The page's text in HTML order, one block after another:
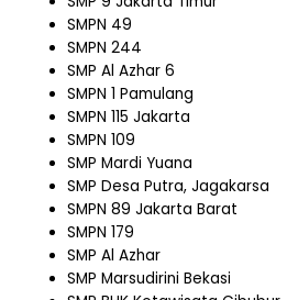
SMPN 49
SMPN 244
SMP Al Azhar 6
SMPN 1 Pamulang
SMPN 115 Jakarta
SMPN 109
SMP Mardi Yuana
SMP Desa Putra, Jagakarsa
SMPN 89 Jakarta Barat
SMPN 179
SMP Al Azhar
SMP Marsudirini Bekasi